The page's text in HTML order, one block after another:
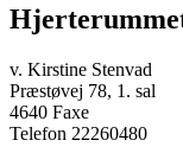
v. Kirstine Stenvad
Præstøvej 78, 1. sal
4640 Faxe
Telefon 22260480